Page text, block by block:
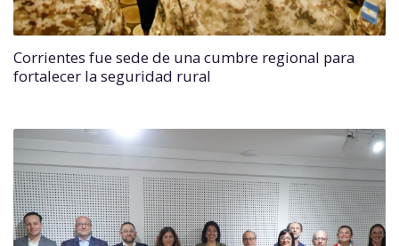
Corrientes fue sede de una cumbre regional para
fortalecer la seguridad rural